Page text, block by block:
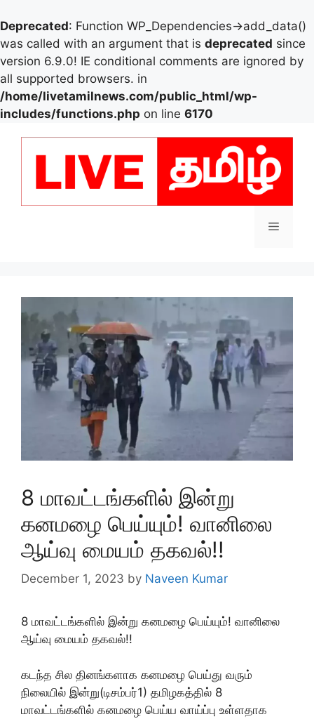
Deprecated: Function WP_Dependencies->add_data()
was called with an argument that is deprecated since
version 6.9.0! IE conditional comments are ignored by
all supported browsers. in
/home/livetamilnews.com/public_html/wp-
includes/functions.php on line 6170
Menu
8 மாவட்டங்களில் இன்று
கனமழை பெய்யும்! வானிலை
ஆய்வு மையம் தகவல்!!
December 1, 2023 by Naveen Kumar
8 மாவட்டங்களில் இன்று கனமழை பெய்யும்! வானிலை
ஆய்வு மையம் தகவல்!!
கடந்த சில தினங்களாக கனமழை பெய்து வரும்
நிலையில் இன்று(டிசம்பர்1) தமிழகத்தில் 8
மாவட்டங்களில் கனமழை பெய்ய வாய்ப்பு உள்ளதாக